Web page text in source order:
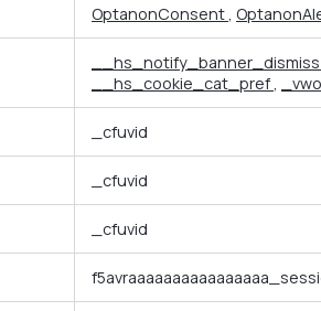
OptanonConsent,
__hs_notify_banner_dismiss
__hs_cookie_cat_pref,
_cfuvid
_cfuvid
_cfuvid